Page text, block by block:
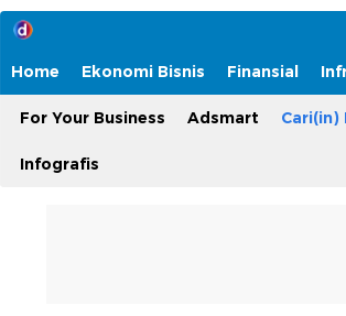
Home Ekonomi Bisnis Finansial
For Your Business Adsmart Cari(in)
Infografis